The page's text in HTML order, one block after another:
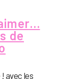
de
! avec les